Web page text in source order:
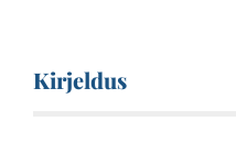
Kirjeldus